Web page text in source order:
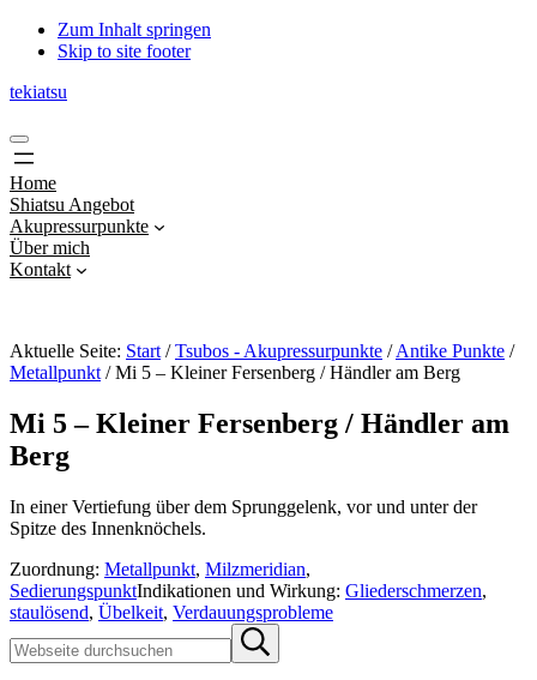
Zum Inhalt springen
Skip to site footer
tekiatsu
Shiatsu
bringt
Energie
in
Fluss...
Menu
Home
Shiatsu Angebot
Akupressurpunkte
Über mich
Kontakt
Aktuelle Seite: Start / Tsubos - Akupressurpunkte / Antike Punkte /
Metallpunkt /Mi 5 – Kleiner Fersenberg / Händler am Berg
Mi 5 – Kleiner Fersenberg / Händler am
Berg
In einer Vertiefung über dem Sprunggelenk, vor und unter der
Spitze des Innenknöchels.
Zuordnung: Metallpunkt, Milzmeridian,
SedierungspunktIndikationen und Wirkung: Gliederschmerzen,
staulösend, Übelkeit, Verdauungsprobleme
Sidebar
durchsuchen
Submit
search